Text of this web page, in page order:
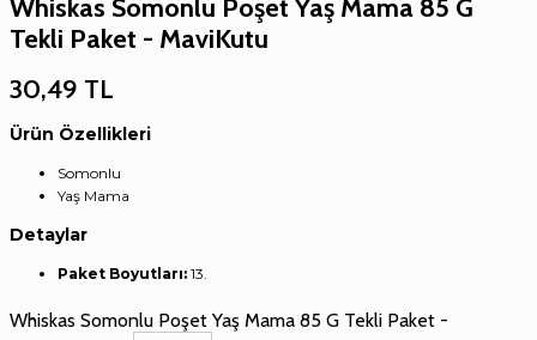
Whiskas Somonlu Poşet Yaş Mama 85 G
Tekli Paket - MaviKutu
30,49 TL
Ürün Özellikleri
Somonlu
Yaş Mama
Detaylar
Paket Boyutları: ‎13.
Whiskas Somonlu Poşet Yaş Mama 85 G Tekli Paket -